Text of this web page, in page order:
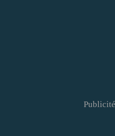
Publicité